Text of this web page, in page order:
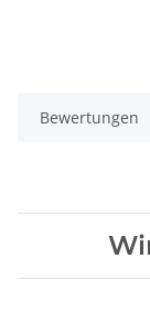
Bewertungen